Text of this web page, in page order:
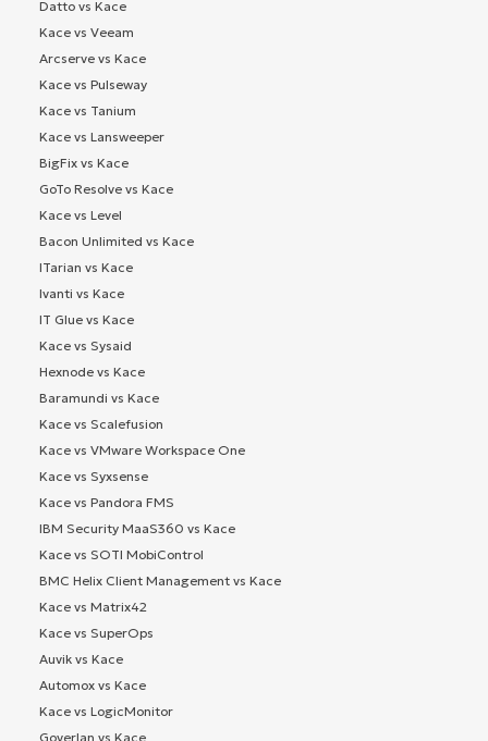
Datto vs Kace
Kace vs Veeam
Arcserve vs Kace
Kace vs Pulseway
Kace vs Tanium
Kace vs Lansweeper
BigFix vs Kace
GoTo Resolve vs Kace
Kace vs Level
Bacon Unlimited vs Kace
ITarian vs Kace
Ivanti vs Kace
IT Glue vs Kace
Kace vs Sysaid
Hexnode vs Kace
Baramundi vs Kace
Kace vs Scalefusion
Kace vs VMware Workspace One
Kace vs Syxsense
Kace vs Pandora FMS
IBM Security MaaS360 vs Kace
Kace vs SOTI MobiControl
BMC Helix Client Management vs Kace
Kace vs Matrix42
Kace vs SuperOps
Auvik vs Kace
Automox vs Kace
Kace vs LogicMonitor
Goverlan vs Kace